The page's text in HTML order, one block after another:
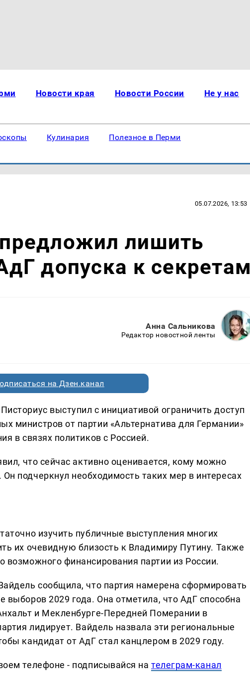
Новости края Новости России Не у нас
Кулинария Полезное в Перми
05.07.2026, 13:53
лишить
допуска к секретам
Анна Сальникова
Редактор новостной ленты
на Дзен.канал
выступил с инициативой ограничить доступ
министров от партии «Альтернатива для Германии»
в связях политиков с Россией.
что сейчас активно оценивается, кому можно
подчеркнул необходимость таких мер в интересах
изучить публичные выступления многих
их очевидную близость к Владимиру Путину. Также
возможного финансирования партии из России.
сообщила, что партия намерена сформировать
выборов 2029 года. Она отметила, что АдГ способна
и Мекленбурге-Передней Померании в
лидирует. Вайдель назвала эти региональные
кандидат от АдГ стал канцлером в 2029 году.
телефоне - подписывайся нателеграм-канал